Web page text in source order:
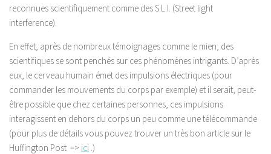
reconnues scientifiquement comme des S.L.I. (Street light
interference).
En effet, après de nombreux témoignages comme le mien, des
scientifiques se sont penchés sur ces phénomènes intrigants. D’après
eux, le cerveau humain émet des impulsions électriques (pour
commander les mouvements du corps par exemple) et il serait, peut-
être possible que chez certaines personnes, ces impulsions
interagissent en dehors du corps un peu comme une télécommande
(pour plus de détails vous pouvez trouver un très bon article sur le
Huffington Post => ici .)